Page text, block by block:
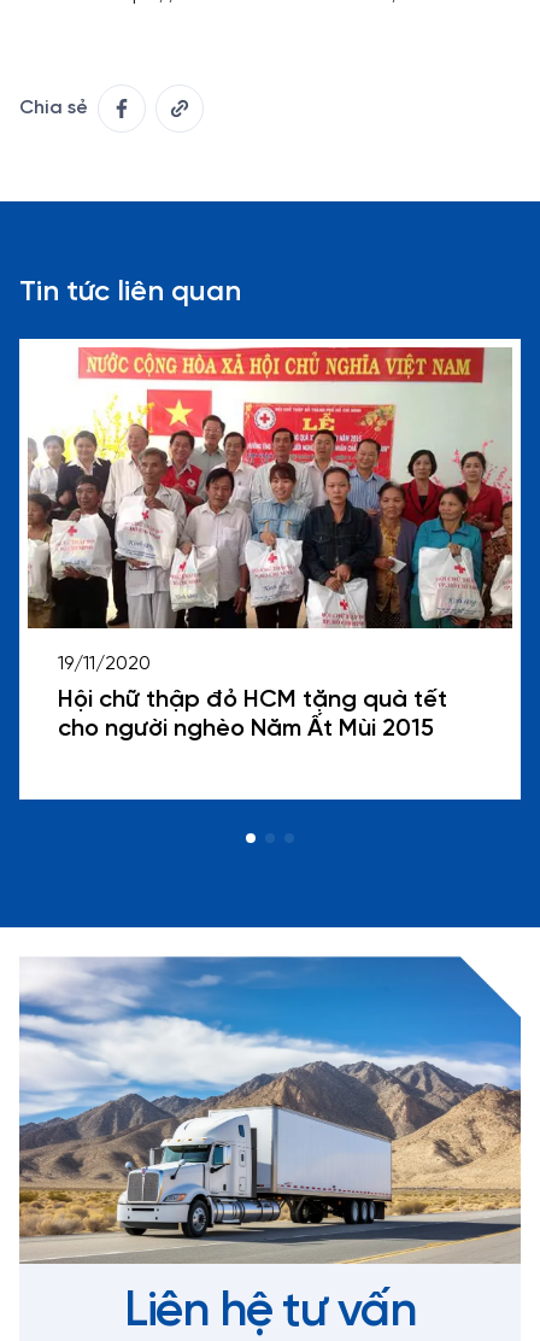
Chia sẻ
Tin tức liên quan
19/11/2020
Hội chữ thập đỏ HCM tặng quà tết
cho người nghèo Năm Ất Mùi 2015
Liên hệ tư vấn